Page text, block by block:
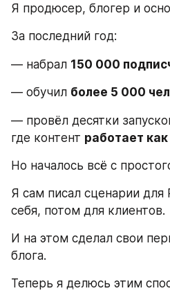
Я продюсер, блогер и
За последний год:
— набрал 150 000
— обучил более 5 000
— провёл десятки
где контент работает
Но началось всё с
Я сам писал сценарии для
себя, потом для клиентов.
И на этом сделал свои
блога.
Теперь я делюсь этим